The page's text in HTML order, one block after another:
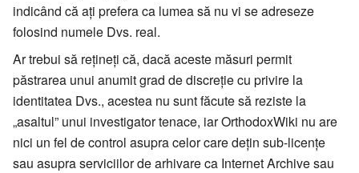
indicând că ați prefera ca lumea să nu vi se adreseze
folosind numele Dvs. real.
Ar trebui să rețineți că, dacă aceste măsuri permit
păstrarea unui anumit grad de discreție cu privire la
identitatea Dvs., acestea nu sunt făcute să reziste la
„asaltul” unui investigator tenace, iar OrthodoxWiki nu are
nici un fel de control asupra celor care dețin sub-licențe
sau asupra serviciilor de arhivare ca Internet Archive sau